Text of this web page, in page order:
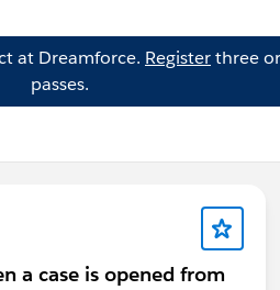
at Dreamforce. Registerthree
passes.
a case is opened from